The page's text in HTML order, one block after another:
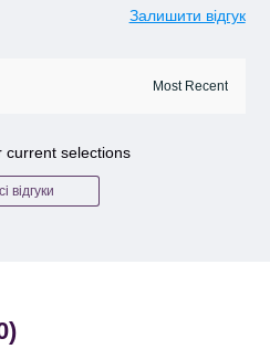
Залишити відгук
current selections
відгуки
)